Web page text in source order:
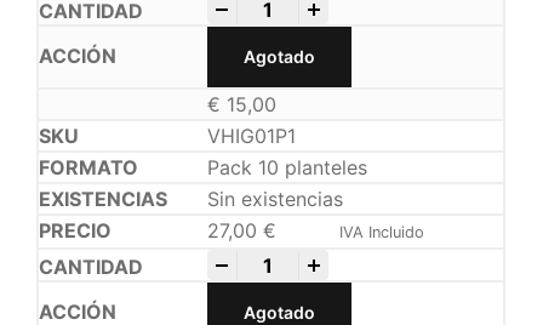
Agotado
€ 15,00
VHIG01P1
Pack 10 planteles
Sin existencias
27,00€ IVA Incluido
Agotado